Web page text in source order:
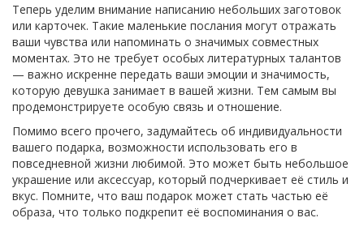
Теперь уделим внимание написанию небольших заготовок
или карточек. Такие маленькие послания могут отражать
ваши чувства или напоминать о значимых совместных
моментах. Это не требует особых литературных талантов
— важно искренне передать ваши эмоции и значимость,
которую девушка занимает в вашей жизни. Тем самым вы
продемонстрируете особую связь и отношение.
Помимо всего прочего, задумайтесь об индивидуальности
вашего подарка, возможности использовать его в
повседневной жизни любимой. Это может быть небольшое
украшение или аксессуар, который подчеркивает её стиль и
вкус. Помните, что ваш подарок может стать частью её
образа, что только подкрепит её воспоминания о вас.